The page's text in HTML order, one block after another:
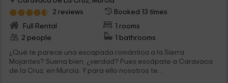
2 reviews
Booked 13 times
Full Rental
1 rooms
2 people
1 bathrooms
¿Qué te parece una escapada romántica a la Sierra
Mojantes? Suena bien, ¿verdad? Pues escápate a Caravaca
de la Cruz, en Murcia. Y para ello nosotros te...